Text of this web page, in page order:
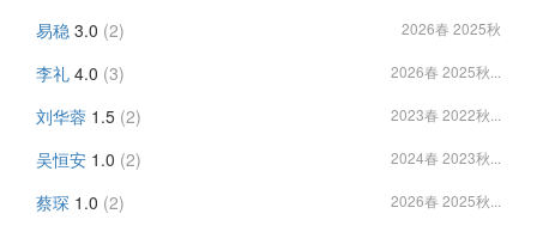
易稳 3.0 (2) 2026春 2025秋
李礼 4.0 (3) 2026春 2025秋...
刘华蓉 1.5 (2) 2023春 2022秋...
吴恒安 1.0 (2) 2024春 2023秋...
蔡琛 1.0 (2) 2026春 2025秋...